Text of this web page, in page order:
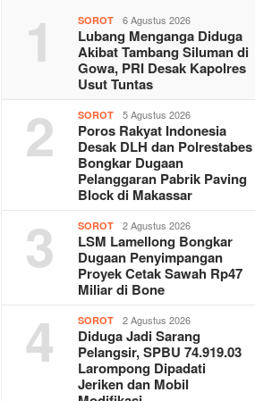
1 SOROT 6 Agustus 2026
Lubang Menganga Diduga
Akibat Tambang Siluman di
Gowa, PRI Desak Kapolres
Usut Tuntas
2 SOROT 5 Agustus 2026
Poros Rakyat Indonesia
Desak DLH dan Polrestabes
Bongkar Dugaan
Pelanggaran Pabrik Paving
Block di Makassar
3 SOROT 2 Agustus 2026
LSM Lamellong Bongkar
Dugaan Penyimpangan
Proyek Cetak Sawah Rp47
Miliar di Bone
4 SOROT 2 Agustus 2026
Diduga Jadi Sarang
Pelangsir, SPBU 74.919.03
Larompong Dipadati
Jeriken dan Mobil